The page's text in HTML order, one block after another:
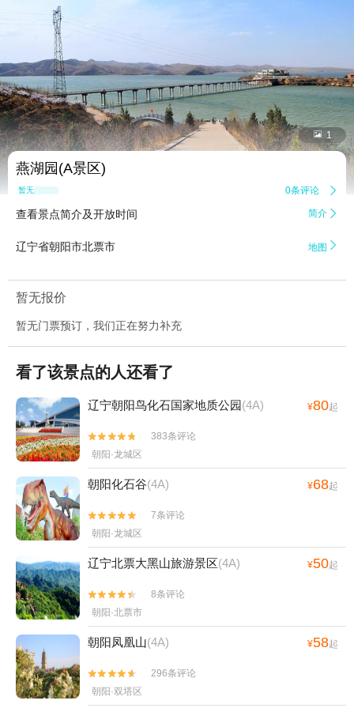
 1
燕湖园(A景区)
暂无点评 0条评论 
查看景点简介及开放时间 简介 
辽宁省朝阳市北票市 地图 
暂无报价
暂无门票预订，我们正在努力补充
看了该景点的人还看了
辽宁朝阳鸟化石国家地质公园(4A) ¥80起


383条评论
朝阳·龙城区
朝阳化石谷(4A) ¥68起


7条评论
朝阳·龙城区
辽宁北票大黑山旅游景区(4A) ¥50起


8条评论
朝阳·北票市
朝阳凤凰山(4A) ¥58起


296条评论
朝阳·双塔区